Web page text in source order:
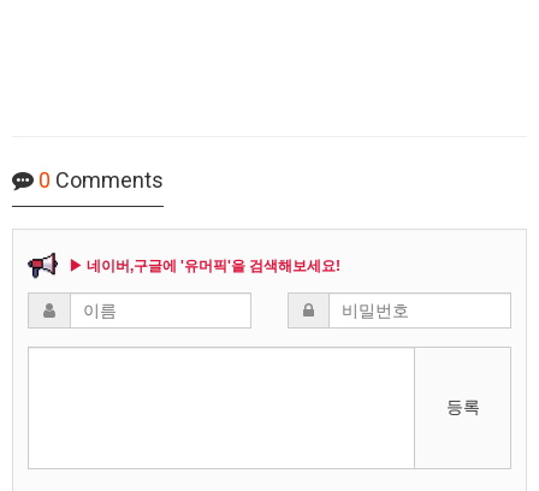
0 Comments
▶ 네이버,구글에 '유머픽'을 검색해보세요!
등록